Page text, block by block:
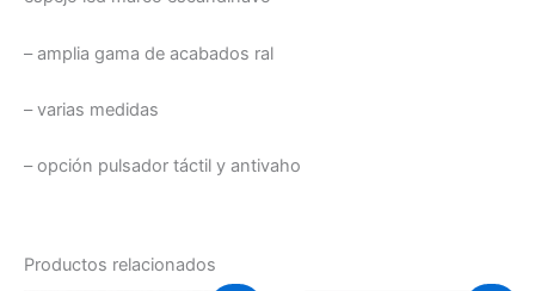
– amplia gama de acabados ral
– varias medidas
– opción pulsador táctil y antivaho
Productos relacionados